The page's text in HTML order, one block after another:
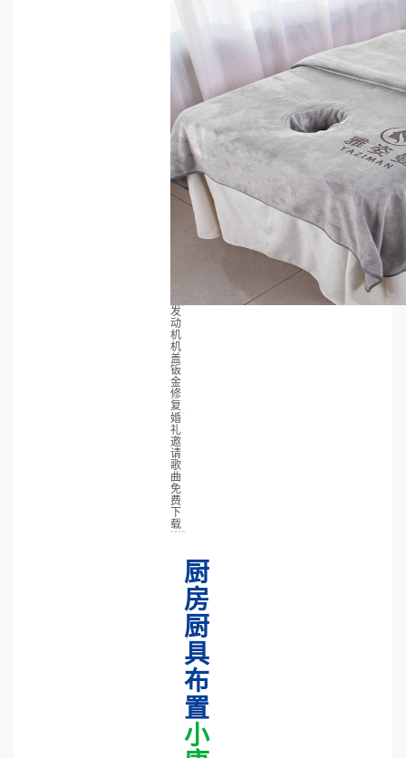
发
动
机
机
盖
钣
金
修
复
婚
礼
邀
请
歌
曲
免
费
下
载
厨
房
厨
具
布
置
小